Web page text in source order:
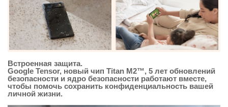
Встроенная защита.
Google Tensor, новый чип Titan M2™, 5 лет обновлений
безопасности и ядро ​​безопасности работают вместе,
чтобы помочь сохранить конфиденциальность вашей
личной жизни.